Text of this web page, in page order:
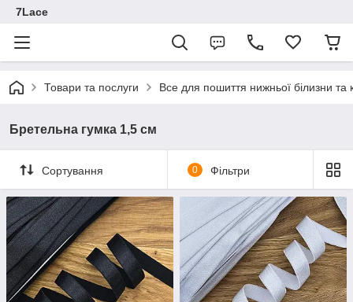
7Lace
Товари та послуги Все для пошиття нижньої білизни та
Бретельна гумка 1,5 см
Сортування 0 Фільтри